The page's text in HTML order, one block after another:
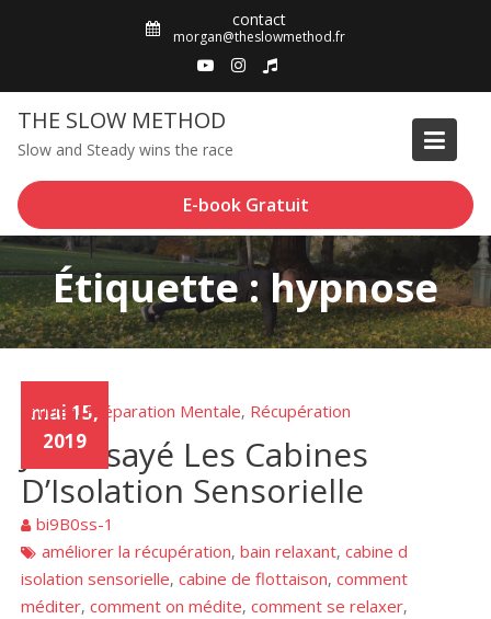
contact
morgan@theslowmethod.fr
THE SLOW METHOD
Slow and Steady wins the race
E-book Gratuit
Étiquette : hypnose
mai 15,
2019
Articles,Préparation Mentale, Récupération
J’ai Essayé Les Cabines
D’Isolation Sensorielle
bi9B0ss-1
améliorer la récupération,bain relaxant,cabine d
isolation sensorielle,cabine de flottaison,comment
méditer,comment on médite,comment se relaxer,